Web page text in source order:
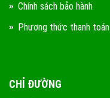
Chính sách bảo hành
Phương thức thanh toán
CHỈ ĐƯỜNG